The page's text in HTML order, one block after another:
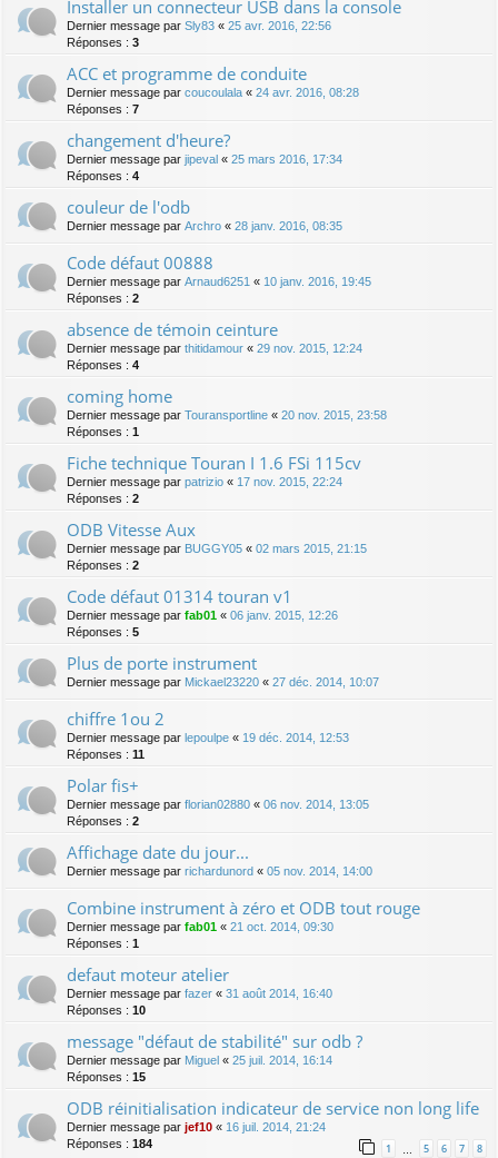
Installer un connecteur USB dans la console
Dernier message par Sly83 « 25 avr. 2016, 22:56
Réponses : 3
ACC et programme de conduite
Dernier message par coucoulala « 24 avr. 2016, 08:28
Réponses : 7
changement d'heure?
Dernier message par jipeval « 25 mars 2016, 17:34
Réponses : 4
couleur de l'odb
Dernier message par Archro « 28 janv. 2016, 08:35
Code défaut 00888
Dernier message par Arnaud6251 « 10 janv. 2016, 19:45
Réponses : 2
absence de témoin ceinture
Dernier message par thitidamour « 29 nov. 2015, 12:24
Réponses : 4
coming home
Dernier message par Touransportline « 20 nov. 2015, 23:58
Réponses : 1
Fiche technique Touran I 1.6 FSi 115cv
Dernier message par patrizio « 17 nov. 2015, 22:24
Réponses : 2
ODB Vitesse Aux
Dernier message par BUGGY05 « 02 mars 2015, 21:15
Réponses : 2
Code défaut 01314 touran v1
Dernier message par fab01 « 06 janv. 2015, 12:26
Réponses : 5
Plus de porte instrument
Dernier message par Mickael23220 « 27 déc. 2014, 10:07
chiffre 1ou 2
Dernier message par lepoulpe « 19 déc. 2014, 12:53
Réponses : 11
Polar fis+
Dernier message par florian02880 « 06 nov. 2014, 13:05
Réponses : 2
Affichage date du jour...
Dernier message par richardunord « 05 nov. 2014, 14:00
Combine instrument à zéro et ODB tout rouge
Dernier message par fab01 « 21 oct. 2014, 09:30
Réponses : 1
defaut moteur atelier
Dernier message par fazer « 31 août 2014, 16:40
Réponses : 10
message "défaut de stabilité" sur odb ?
Dernier message par Miguel « 25 juil. 2014, 16:14
Réponses : 15
ODB réinitialisation indicateur de service non long life
Dernier message par jef10 « 16 juil. 2014, 21:24
Réponses : 184 1 … 5 6 7 8